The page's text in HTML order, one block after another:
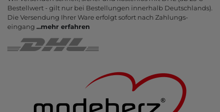
Bestell­wert - gilt nur bei Bestel­lungen inner­halb Deutsch­lands).
Die Ver­sendung Ihrer Ware er­folgt sofort nach Zahlungs­
eingang ...mehr erfahren